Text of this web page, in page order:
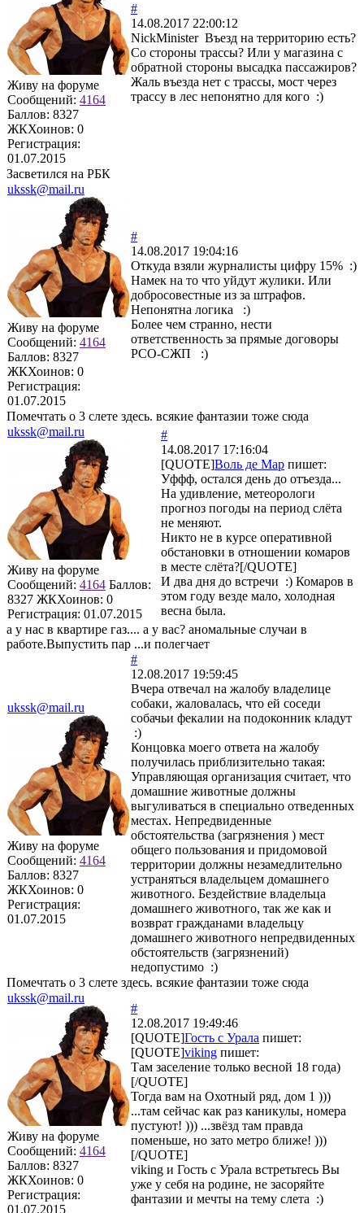
Живу на форуме
Сообщений: 4164
Баллов: 8327
ЖКХоинов: 0
Регистрация:
01.07.2015
#
14.08.2017 22:00:12
NickMinister Въезд на территорию есть?
Со стороны трассы? Или у магазина с
обратной стороны высадка пассажиров?
Жаль въезда нет с трассы, мост через
трассу в лес непонятно для кого :)
Засветился на РБК
ukssk@mail.ru
Живу на форуме
Сообщений: 4164
Баллов: 8327
ЖКХоинов: 0
Регистрация:
01.07.2015
#
14.08.2017 19:04:16
Откуда взяли журналисты цифру 15% :)
Намек на то что уйдут жулики. Или
добросовестные из за штрафов.
Непонятна логика :)
Более чем странно, нести
ответственность за прямые договоры
РСО-СЖП :)
Помечтать о 3 слете здесь. всякие фантазии тоже сюда
ukssk@mail.ru
Живу на форуме
Сообщений: 4164 Баллов:
8327 ЖКХоинов: 0
Регистрация: 01.07.2015
#
14.08.2017 17:16:04
[QUOTE]Воль де Мар пишет:
Уффф, остался день до отъезда...
На удивление, метеорологи
прогноз погоды на период слёта
не меняют.
Никто не в курсе оперативной
обстановки в отношении комаров
в месте слёта?[/QUOTE]
И два дня до встречи :) Комаров в
этом году везде мало, холодная
весна была.
а у нас в квартире газ.... а у вас? аномальные случаи в
работе.Выпустить пар ...и полегчает
ukssk@mail.ru
Живу на форуме
Сообщений: 4164
Баллов: 8327
ЖКХоинов: 0
Регистрация:
01.07.2015
#
12.08.2017 19:59:45
Вчера отвечал на жалобу владелице
собаки, жаловалась, что ей соседи
собачьи фекалии на подоконник кладут
:)
Концовка моего ответа на жалобу
получилась приблизительно такая:
Управляющая организация считает, что
домашние животные должны
выгуливаться в специально отведенных
местах. Непредвиденные
обстоятельства (загрязнения ) мест
общего пользования и придомовой
территории должны незамедлительно
устраняться владельцем домашнего
животного. Бездействие владельца
домашнего животного, так же как и
возврат гражданами владельцу
домашнего животного непредвиденных
обстоятельств (загрязнений)
недопустимо :)
Помечтать о 3 слете здесь. всякие фантазии тоже сюда
ukssk@mail.ru
Живу на форуме
Сообщений: 4164
Баллов: 8327
ЖКХоинов: 0
Регистрация:
01.07.2015
#
12.08.2017 19:49:46
[QUOTE]Гость с Урала пишет:
[QUOTE]viking пишет:
Там заселение только весной 18 года)
[/QUOTE]
Тогда вам на Охотный ряд, дом 1 )))
...там сейчас как раз каникулы, номера
пустуют! ))) ...звёзд там правда
поменьше, но зато метро ближе! )))
[/QUOTE]
viking и Гость с Урала встретьтесь Вы
уже у себя на родине, не засоряйте
фантазии и мечты на тему слета :)